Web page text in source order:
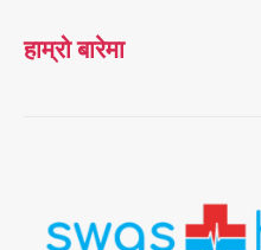
हाम्रो बारेमा